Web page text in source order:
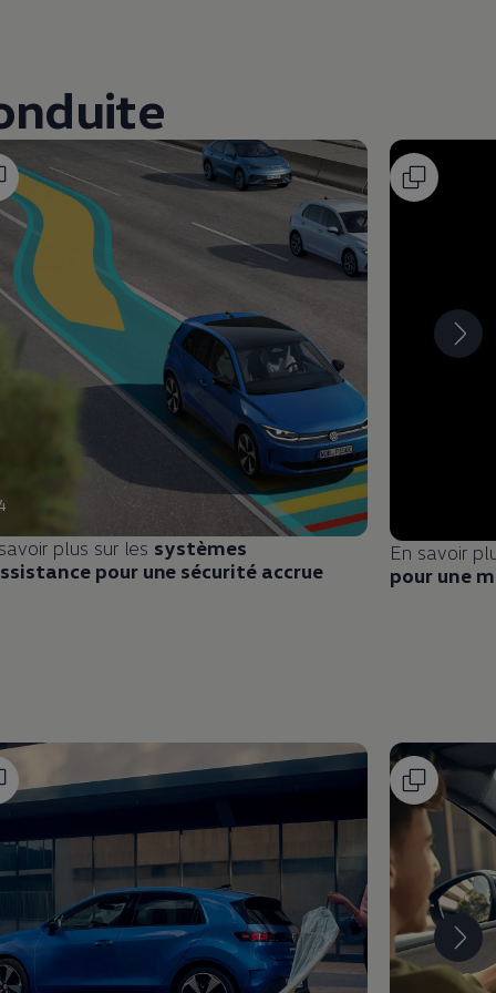
plus sur les systèmes
pour une sécurité accrue
En savoir
pour une